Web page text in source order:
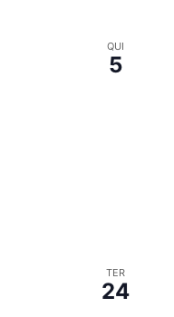
QUI
5
TER
24